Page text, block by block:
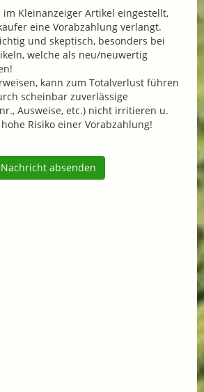
Kleinanzeiger Artikel eingestellt,
eine Vorabzahlung verlangt.
und skeptisch, besonders bei
welche als neu/neuwertig
kann zum Totalverlust führen
scheinbar zuverlässige
Ausweise, etc.) nicht irritieren u.
Risiko einer Vorabzahlung!
Nachricht absenden